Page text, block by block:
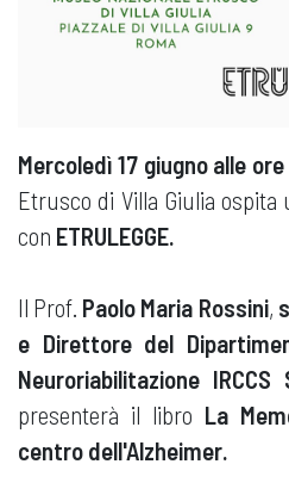
Mercoledì 17 giugno alle ore
Etrusco di Villa Giulia
con ETRULEGGE.
Il Prof. Paolo Maria Rossini,
e Direttore del
Neuroriabilitazione
presenterà il libro La
centro dell'Alzheimer.